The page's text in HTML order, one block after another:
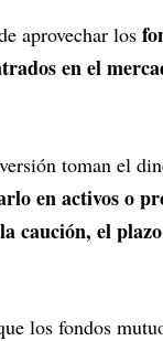
aprovechar los
en el
toman el
en activos o
caución, el
los fondos